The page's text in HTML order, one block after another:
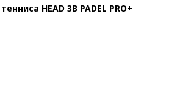
HEAD 3B PADEL PRO+